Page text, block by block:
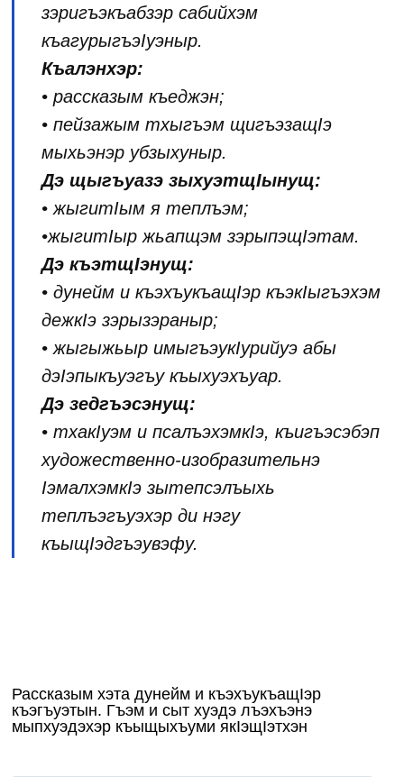
зэригъэкъабзэр сабийхэм
къагурыгъэIуэныр.
Къалэнхэр:
• рассказым къеджэн;
• пейзажым тхыгъэм щигъэзащIэ
мыхьэнэр убзыхуныр.
Дэ щыгъуазэ зыхуэтщIынущ:
• жыгитIым я теплъэм;
•жыгитIыр жьапщэм зэрыпэщIэтам.
Дэ къэтщIэнущ:
• дунейм и къэхъукъащIэр къэкIыгъэхэм
дежкIэ зэрызэраныр;
• жыгыжьыр имыгъэукIурийуэ абы
дэIэпыкъуэгъу къыхуэхъуар.
Дэ зедгъэсэнущ:
• тхакIуэм и псалъэхэмкIэ, къигъэсэбэп
художественно-изобразительнэ
IэмалхэмкIэ зытепсэлъыхь
теплъэгъуэхэр ди нэгу
къыщIэдгъэувэфу.